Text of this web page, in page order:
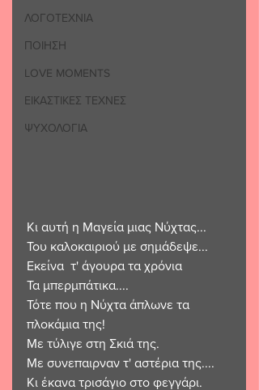
ΛΟΓΟΤΕΧΝΙΑ
ΠΟΙΗΣΗ
LOVE MOMENTS
ΕΙΚΑΣΤΙΚΕΣ ΤΕΧΝΕΣ
ΨΥΧΟΛΟΓΙΑ
Κι αυτή η Μαγεία μιας Νύχτας...
Του καλοκαιριού με σημάδεψε...
Εκείνα  τ' άγουρα τα χρόνια
Τα μπερμπάτικα....
Τότε που η Νύχτα άπλωνε τα
πλοκάμια της!
Με τύλιγε στη Σκιά της.
Με συνεπαιρναν τ' αστέρια της....
Κι έκανα τρισάγιο στο φεγγάρι.